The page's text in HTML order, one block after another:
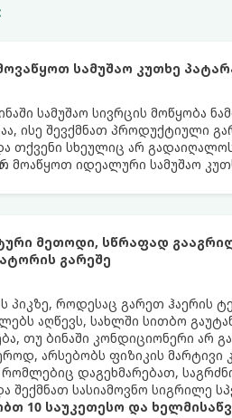
სამუშაო კუთხე
სამუშაო სივრცის მოწყობა
ისე შევქმნათ პროდუქტიული
თქვენი სხეულიც არ
მოაწყოთ იდეალური სამუშაო
მეთოდი, სწრაფად
გარეშე
პიკზე, როდესაც გარეთ ჰაერის
აღწევს, სახლში სითბო
თუ ბინაში კონდიციონერი არ
არსებობს ფიზიკის
რომლებიც დაგეხმარებათ,
შექმნათ სასიამოვნო სიგრილე
10 საუკეთესო და